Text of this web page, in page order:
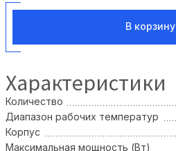
В корзину
Характеристики
Количество
Диапазон рабочих температур
Корпус
Максимальная мощность (Вт)